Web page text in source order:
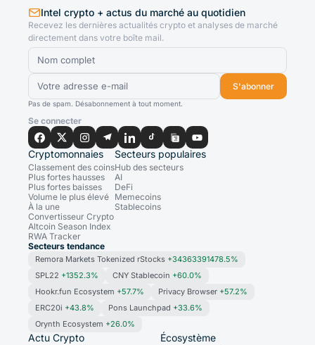
Intel crypto + actus du marché au quotidien
Recevez les dernières actualités crypto et analyses de marché
directement dans votre boîte mail.
S'abonner
Pas de spam. Désabonnement à tout moment.
Se connecter
Cryptomonnaies
Classement des coins
Plus fortes hausses
Plus fortes baisses
Volume le plus élevé
À la une
Convertisseur Crypto
Altcoin Season Index
RWA Tracker
Secteurs populaires
Hub des secteurs
AI
DeFi
Memecoins
Stablecoins
Secteurs tendance
Remora Markets Tokenized rStocks +34363391478.5%
SPL22 +1352.3% CNY Stablecoin +60.0%
Hookr.fun Ecosystem +57.7% Privacy Browser +57.2%
ERC20i +43.8% Pons Launchpad +33.6%
Orynth Ecosystem +26.0%
Actu Crypto Écosystème